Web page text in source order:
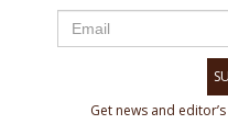
Get news and